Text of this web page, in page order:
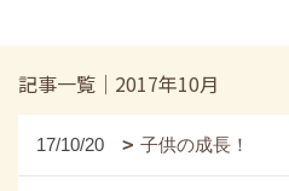
記事一覧｜2017年10月
17/10/20 子供の成長！